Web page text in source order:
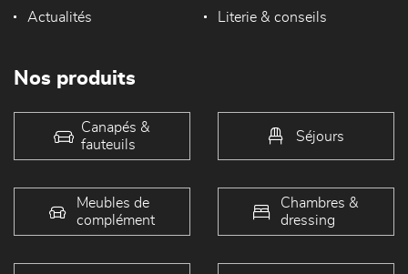
Actualités Literie & conseils
Nos produits
Canapés &
fauteuils
Séjours
Meubles de
complément
Chambres &
dressing